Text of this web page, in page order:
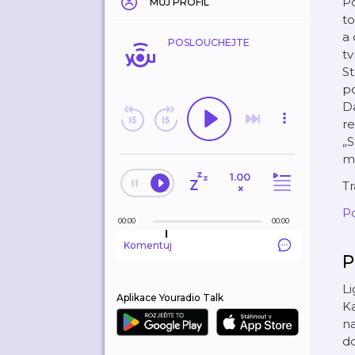
POSLOUCHEJTE
1.00
×
00:00 00:00
Komentuj
Aplikace Youradio Talk
a